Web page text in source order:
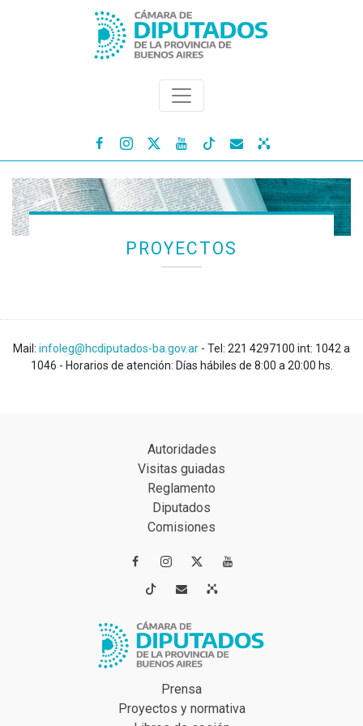
   
PROYECTOS
Mail: infoleg@hcdiputados-ba.gov.ar - Tel: 221 4297100 int: 1042 a
1046 - Horarios de atención: Días hábiles de 8:00 a 20:00 hs.
Autoridades
Visitas guiadas
Reglamento
Diputados
Comisiones
 
 
Prensa
Proyectos y normativa